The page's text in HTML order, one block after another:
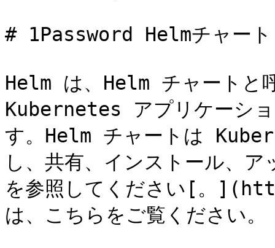
# 1Password Helmチャート
Helm は、Helm チャートと
Kubernetes アプリケーショ
す。Helm チャートは
し、共有、インストール、
を参照してください[。
は、こちらをご覧ください。